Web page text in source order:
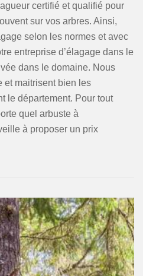
certifié et qualifié pour
sur vos arbres. Ainsi,
selon les normes et avec
entreprise d’élagage dans le
dans le domaine. Nous
et maitrisent bien les
le département. Pour tout
quel arbuste à
à proposer un prix